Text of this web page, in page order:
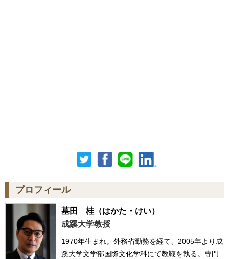
プロフィール
墓田 桂 （はかた・けい）
成蹊大学教授
1970年生まれ。外務省勤務を経て、2005年より成
蹊大学文学部国際文化学科にて教鞭を執る。専門